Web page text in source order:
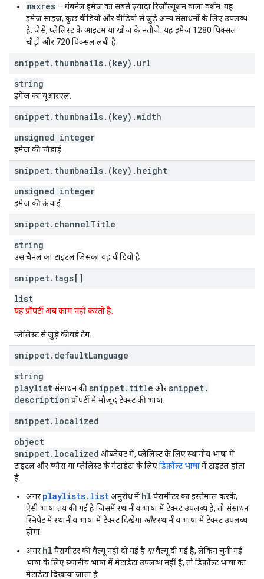
maxres – थंबनेल इमेज का सबसे ज़्यादा रिज़ॉल्यूशन वाला वर्शन. यह
इमेज साइज़, कुछ वीडियो और वीडियो से जुड़े अन्य संसाधनों के लिए उपलब्ध
है. जैसे, प्लेलिस्ट के आइटम या खोज के नतीजे. यह इमेज 1280 पिक्सल
चौड़ी और 720 पिक्सल लंबी है.
snippet. thumbnails. (key) . url
string
इमेज का यूआरएल.
snippet. thumbnails. (key) .width
unsigned integer
इमेज की चौड़ाई.
snippet. thumbnails. (key) . height
unsigned integer
इमेज की ऊंचाई.
snippet. channelTitle
string
उस चैनल का टाइटल जिसका यह वीडियो है.
snippet. tags[]
list
यह प्रॉपर्टी अब काम नहीं करती है.
प्लेलिस्ट से जुड़े कीवर्ड टैग.
snippet. defaultLanguage
string
playlistसंसाधन की snippet. title और snippet.
description प्रॉपर्टी में मौजूद टेक्स्ट की भाषा.
snippet. localized
object
snippet. localized ऑब्जेक्ट में, प्लेलिस्ट के लिए स्थानीय भाषा में
टाइटल और ब्यौरा या प्लेलिस्ट के मेटाडेटा के लिएडिफ़ॉल्ट भाषामें टाइटल होता
है.
अगर playlists.listअनुरोध में hl पैरामीटर का इस्तेमाल करके,
ऐसी भाषा तय की गई है जिसमें स्थानीय भाषा में टेक्स्ट उपलब्ध है, तो संसाधन
स्निपेट में स्थानीय भाषा में टेक्स्ट दिखेगा औरस्थानीय भाषा में टेक्स्ट उपलब्ध
होगा.
अगर hl पैरामीटर की वैल्यू नहीं दी गई है यावैल्यू दी गई है, लेकिन चुनी गई
भाषा के लिए स्थानीय भाषा में मेटाडेटा उपलब्ध नहीं है, तो डिफ़ॉल्ट भाषा का
मेटाडेटा दिखाया जाता है.